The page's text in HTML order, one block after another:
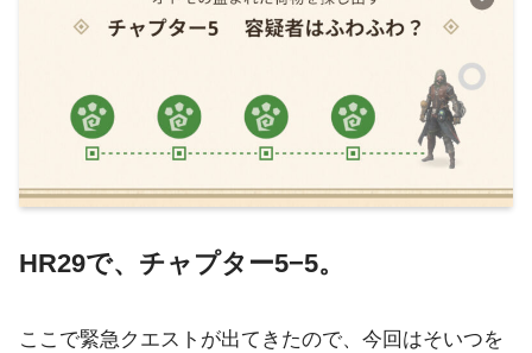
HR29で、チャプター5−5。
ここで緊急クエストが出てきたので、今回はそいつを